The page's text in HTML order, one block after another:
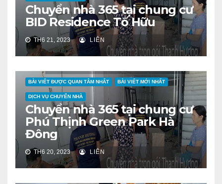
Chuyển nhà 365 tại chung cư
BID Residence Tố Hữu
TH6 21, 2023 LIÊN
BÀI VIẾT ĐƯỢC QUAN TÂM NHẤT BÀI VIẾT MỚI NHẤT
DỊCH VỤ CHUYỂN NHÀ
Chuyển nhà 365 tại chung cư
Phú Thịnh Green Park Hà
Đông
TH6 20, 2023 LIÊN